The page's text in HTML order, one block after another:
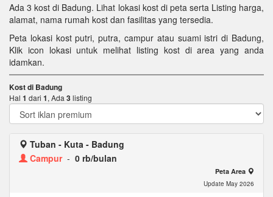
Ada 3 kost di Badung. Lihat lokasi kost di peta serta Listing harga,
alamat, nama rumah kost dan fasilitas yang tersedia.
Peta lokasi kost putri, putra, campur atau suami istri di Badung,
Klik icon lokasi untuk melihat listing kost di area yang anda
idamkan.
Kost di Badung
Hal 1 dari 1, Ada 3listing
Tuban - Kuta - Badung
Campur- 0 rb/bulan
Peta Area
Update May 2026